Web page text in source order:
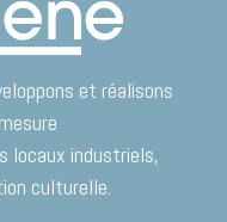
et réalisons
locaux industriels,
culturelle.